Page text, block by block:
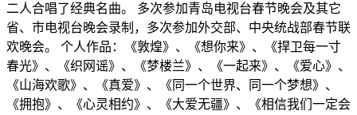
二人合唱了经典名曲。 多次参加青岛电视台春节晚会及其它
省、市电视台晚会录制，多次参加外交部、中央统战部春节联
欢晚会。 个人作品：《敦煌》、《想你来》、《捍卫每一寸
春光》、《织网谣》、《梦楼兰》、《一起来》、《爱心》、
《山海欢歌》、《真爱》、《同一个世界、同一个梦想》、
《拥抱》、《心灵相约》、《大爱无疆》、《相信我们一定会